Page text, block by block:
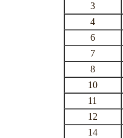
3
4
6
7
8
10
11
12
14